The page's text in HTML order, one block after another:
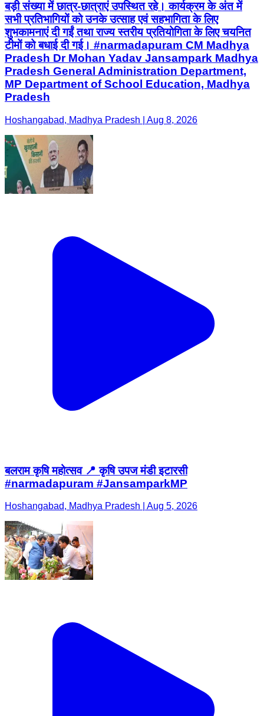
बड़ी संख्या में छात्र-छात्राएं उपस्थित रहे। कार्यक्रम के अंत में
सभी प्रतिभागियों को उनके उत्साह एवं सहभागिता के लिए
शुभकामनाएं दी गईं तथा राज्य स्तरीय प्रतियोगिता के लिए चयनित
टीमों को बधाई दी गई। #narmadapuram CM Madhya
Pradesh Dr Mohan Yadav Jansampark Madhya
Pradesh General Administration Department,
MP Department of School Education, Madhya
Pradesh
Hoshangabad, Madhya Pradesh | Aug 8, 2026
बलराम कृषि महोत्सव 📍 कृषि उपज मंडी इटारसी
#narmadapuram #JansamparkMP
Hoshangabad, Madhya Pradesh | Aug 5, 2026